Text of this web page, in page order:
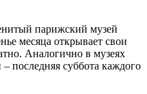
парижский музей
месяца открывает свои
Аналогично в музеях
последняя суббота каждого